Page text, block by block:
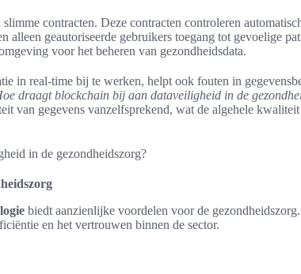
contracten. Deze contracten controleren
alleen geautoriseerde gebruikers toegang tot gevoelige
voor het beheren van gezondheidsdata.
in real-time bij te werken, helpt ook fouten in
draagt blockchain bij aan dataveiligheid in de
van gegevens vanzelfsprekend, wat de algehele
biedt aanzienlijke voordelen voor de
en het vertrouwen binnen de sector.